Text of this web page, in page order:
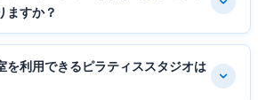
ますか？
を利用できるピラティススタジオは